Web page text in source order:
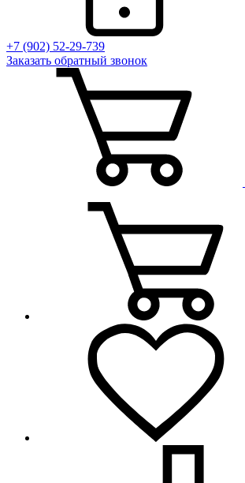
+7 (902) 52-29-739
Заказать обратный звонок